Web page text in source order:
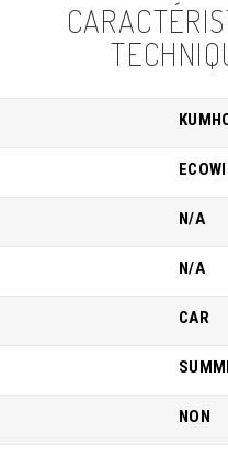
N/A
N/A
CAR
NON